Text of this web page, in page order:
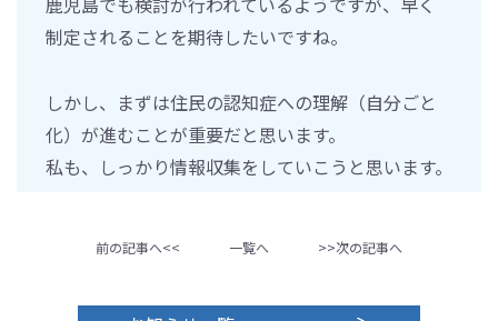
制定されることを期待したいですね。
しかし、まずは住民の認知症への理解（自分ごと
化）が進むことが重要だと思います。
私も、しっかり情報収集をしていこうと思います。
前の記事へ<< 一覧へ >>次の記事へ